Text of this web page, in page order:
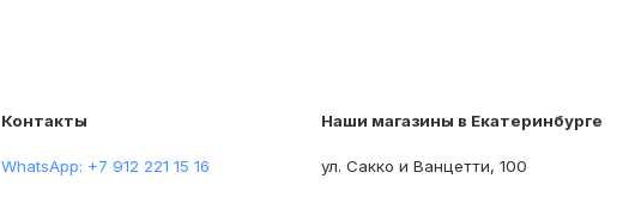
Контакты
WhatsApp: +7 912 221 15 16
Наши магазины в Екатеринбурге
ул. Сакко и Ванцетти, 100